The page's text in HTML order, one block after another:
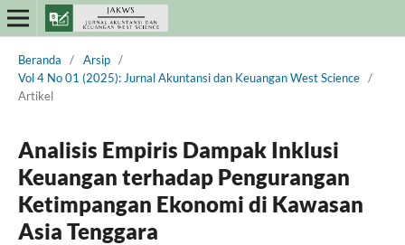
Beranda / Arsip /
Vol 4 No 01 (2025): Jurnal Akuntansi dan Keuangan West Science /
Artikel
Analisis Empiris Dampak Inklusi
Keuangan terhadap Pengurangan
Ketimpangan Ekonomi di Kawasan
Asia Tenggara